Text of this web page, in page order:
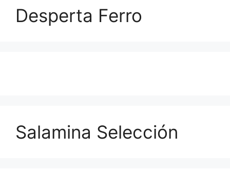
Desperta Ferro
Salamina Selección